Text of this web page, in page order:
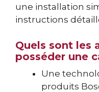
une installation
instructions
Quels sont les
posséder une
Une
produits